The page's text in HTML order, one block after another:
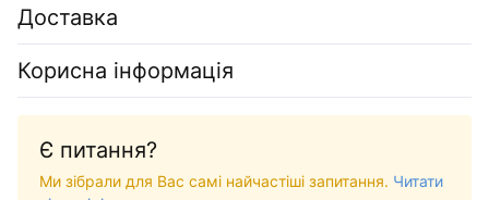
Доставка
Корисна інформація
Є питання?
Ми зібрали для Вас самі найчастіші запитання. Читати